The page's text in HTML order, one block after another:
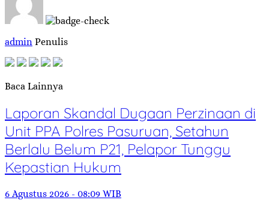
admin Penulis
Baca Lainnya
Laporan Skandal Dugaan Perzinaan di
Unit PPA Polres Pasuruan, Setahun
Berlalu Belum P21, Pelapor Tunggu
Kepastian Hukum
6 Agustus 2026 - 08:09 WIB